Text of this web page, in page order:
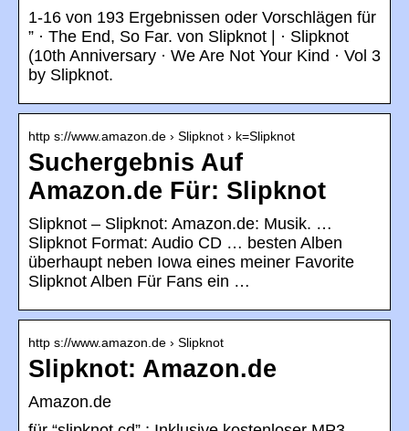
1-16 von 193 Ergebnissen oder Vorschlägen für
” · The End, So Far. von Slipknot | · Slipknot
(10th Anniversary · We Are Not Your Kind · Vol 3
by Slipknot.
http s://www.amazon.de › Slipknot › k=Slipknot
Suchergebnis Auf
Amazon.de Für: Slipknot
Slipknot – Slipknot: Amazon.de: Musik. …
Slipknot Format: Audio CD … besten Alben
überhaupt neben Iowa eines meiner Favorite
Slipknot Alben Für Fans ein …
http s://www.amazon.de › Slipknot
Slipknot: Amazon.de
Amazon.de